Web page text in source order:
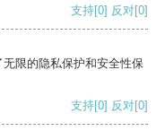
支持[0] 反对[0]
限的隐私保护和安全性保
支持[0] 反对[0]